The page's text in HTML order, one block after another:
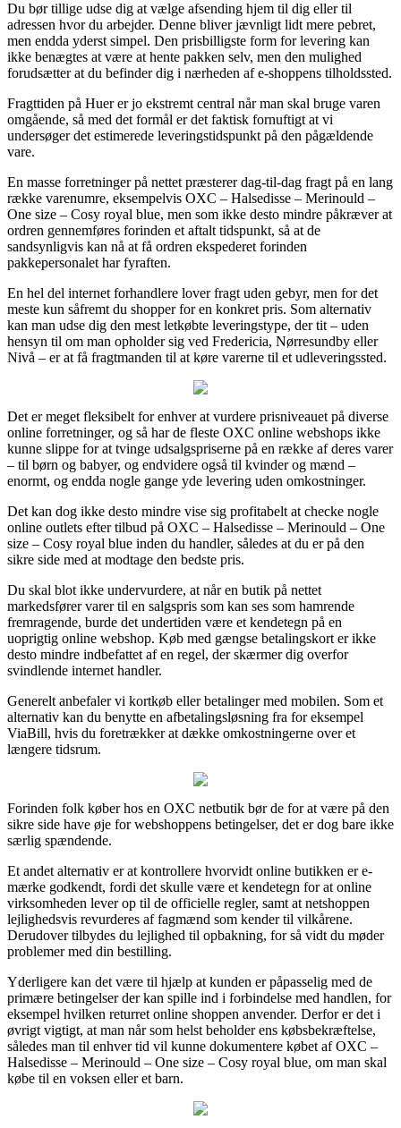
Du bør tillige udse dig at vælge afsending hjem til dig eller til
adressen hvor du arbejder. Denne bliver jævnligt lidt mere pebret,
men endda yderst simpel. Den prisbilligste form for levering kan
ikke benægtes at være at hente pakken selv, men den mulighed
forudsætter at du befinder dig i nærheden af e-shoppens tilholdssted.
Fragttiden på Huer er jo ekstremt central når man skal bruge varen
omgående, så med det formål er det faktisk fornuftigt at vi
undersøger det estimerede leveringstidspunkt på den pågældende
vare.
En masse forretninger på nettet præsterer dag-til-dag fragt på en lang
række varenumre, eksempelvis OXC – Halsedisse – Merinould –
One size – Cosy royal blue, men som ikke desto mindre påkræver at
ordren gennemføres forinden et aftalt tidspunkt, så at de
sandsynligvis kan nå at få ordren ekspederet forinden
pakkepersonalet har fyraften.
En hel del internet forhandlere lover fragt uden gebyr, men for det
meste kun såfremt du shopper for en konkret pris. Som alternativ
kan man udse dig den mest letkøbte leveringstype, der tit – uden
hensyn til om man opholder sig ved Fredericia, Nørresundby eller
Nivå – er at få fragtmanden til at køre varerne til et udleveringssted.
Det er meget fleksibelt for enhver at vurdere prisniveauet på diverse
online forretninger, og så har de fleste OXC online webshops ikke
kunne slippe for at tvinge udsalgspriserne på en række af deres varer
– til børn og babyer, og endvidere også til kvinder og mænd –
enormt, og endda nogle gange yde levering uden omkostninger.
Det kan dog ikke desto mindre vise sig profitabelt at checke nogle
online outlets efter tilbud på OXC – Halsedisse – Merinould – One
size – Cosy royal blue inden du handler, således at du er på den
sikre side med at modtage den bedste pris.
Du skal blot ikke undervurdere, at når en butik på nettet
markedsfører varer til en salgspris som kan ses som hamrende
fremragende, burde det undertiden være et kendetegn på en
uoprigtig online webshop. Køb med gængse betalingskort er ikke
desto mindre indbefattet af en regel, der skærmer dig overfor
svindlende internet handler.
Generelt anbefaler vi kortkøb eller betalinger med mobilen. Som et
alternativ kan du benytte en afbetalingsløsning fra for eksempel
ViaBill, hvis du foretrækker at dække omkostningerne over et
længere tidsrum.
Forinden folk køber hos en OXC netbutik bør de for at være på den
sikre side have øje for webshoppens betingelser, det er dog bare ikke
særlig spændende.
Et andet alternativ er at kontrollere hvorvidt online butikken er e-
mærke godkendt, fordi det skulle være et kendetegn for at online
virksomheden lever op til de officielle regler, samt at netshoppen
lejlighedsvis revurderes af fagmænd som kender til vilkårene.
Derudover tilbydes du lejlighed til opbakning, for så vidt du møder
problemer med din bestilling.
Yderligere kan det være til hjælp at kunden er påpasselig med de
primære betingelser der kan spille ind i forbindelse med handlen, for
eksempel hvilken returret online shoppen anvender. Derfor er det i
øvrigt vigtigt, at man når som helst beholder ens købsbekræftelse,
således man til enhver tid vil kunne dokumentere købet af OXC –
Halsedisse – Merinould – One size – Cosy royal blue, om man skal
købe til en voksen eller et barn.